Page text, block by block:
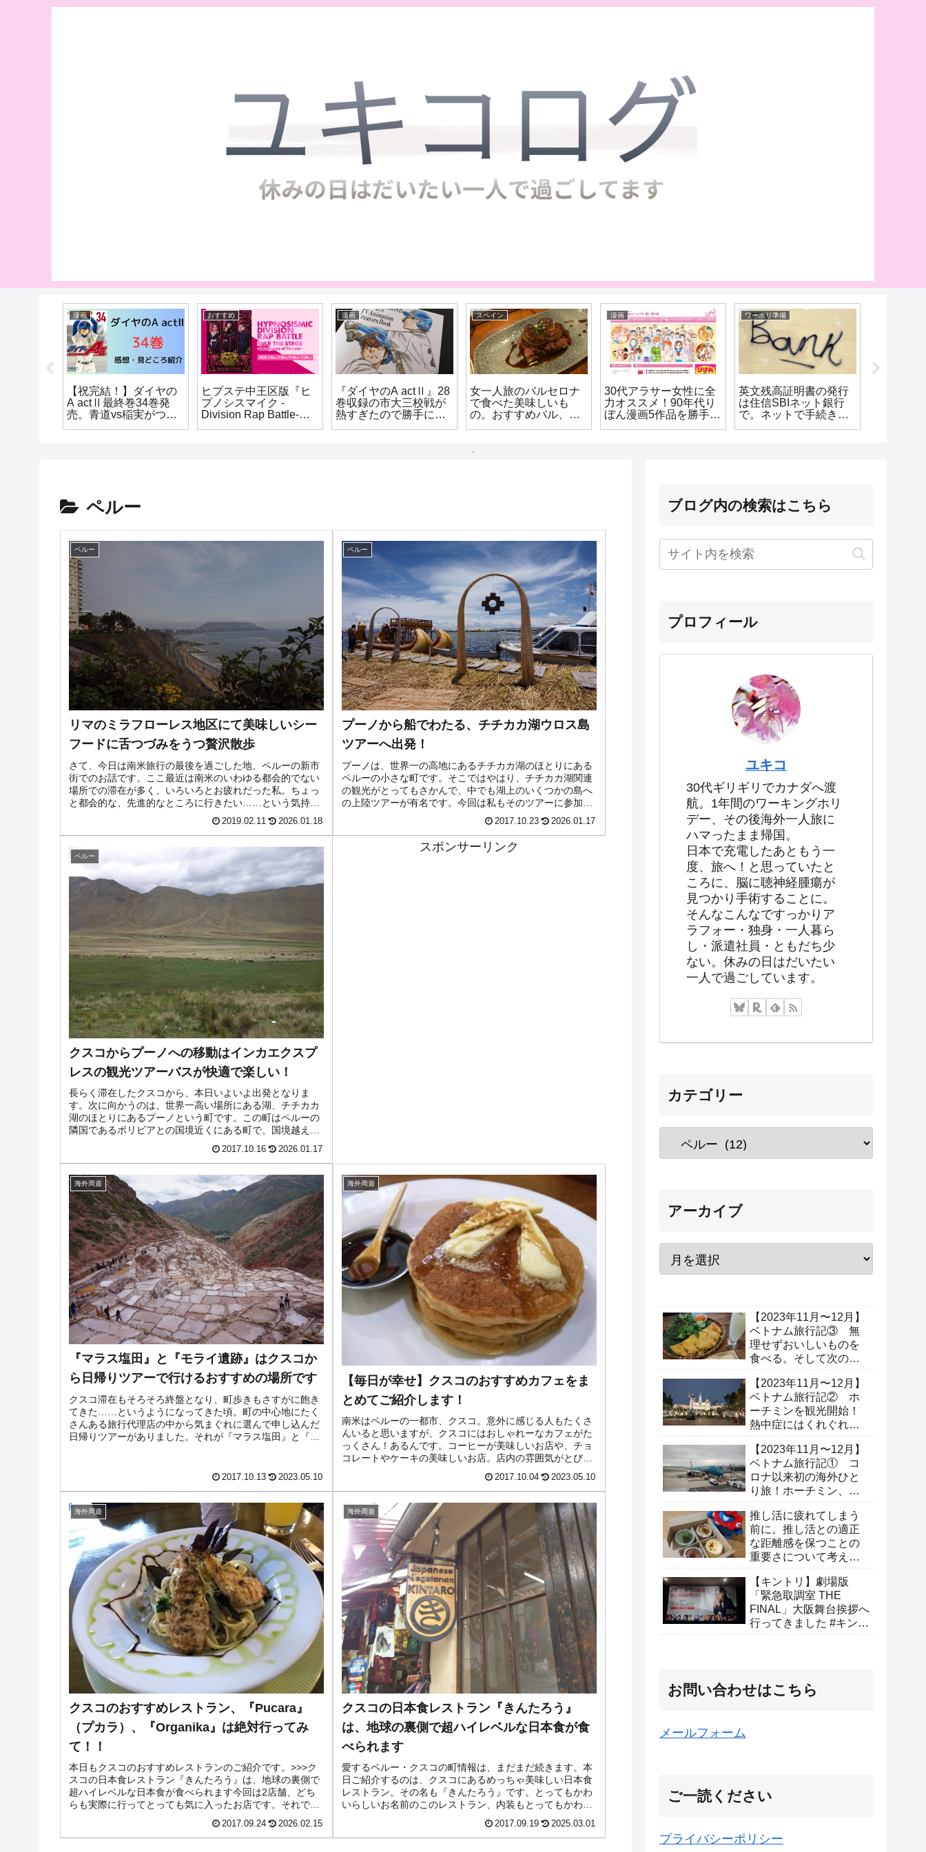
漫画
【祝完結！】ダイヤの
A actⅡ最終巻34巻発
売。青道vs稲実がつい
おすすめ
ヒプステ中王区版『ヒ
プノシスマイク -
Division Rap Battle-』
漫画
『ダイヤのA actⅡ』28
巻収録の市大三校戦が
熱すぎたので勝手に語
スペイン
女一人旅のバルセロナ
で食べた美味しいも
の。おすすめバル、カ
漫画
30代アラサー女性に全
力オススメ！90年代り
ぼん漫画5作品を勝手に
ワーホリ準備
英文残高証明書の発行
は住信SBIネット銀行
で。ネットで手続き、
ペルー
ペルー
リマのミラフローレス地区にて美味しいシー
フードに舌つづみをうつ贅沢散歩
さて、今日は南米旅行の最後を過ごした地、ペルーの新市
街でのお話です。ここ最近は南米のいわゆる都会的でない
場所での滞在が多く、いろいろとお疲れだった私。ちょっ
と都会的な、先進的なところに行きたい……という気持ち
で滞在したのは、ペルーの新市街、...
2019.02.11 2026.01.18
ペルー
プーノから船でわたる、チチカカ湖ウロス島
ツアーへ出発！
プーノは、世界一の高地にあるチチカカ湖のほとりにある
ペルーの小さな町です。そこではやはり、チチカカ湖関連
の観光がとってもさかんで、中でも湖上のいくつかの島へ
の上陸ツアーが有名です。今回は私もそのツアーに参加
し、チチカカ湖上のウロス島へ行って...
2017.10.23 2026.01.17
ペルー
クスコからプーノへの移動はインカエクスプ
レスの観光ツアーバスが快適で楽しい！
長らく滞在したクスコから、本日いよいよ出発となりま
す。次に向かうのは、世界一高い場所にある湖、チチカカ
湖のほとりにあるプーノという町です。この町はペルーの
隣国であるボリビアとの国境近くにある町で、国境越えの
2017.10.16 2026.01.17
スポンサーリンク
海外周遊
『マラス塩田』と『モライ遺跡』はクスコか
ら日帰りツアーで行けるおすすめの場所です
クスコ滞在もそろそろ終盤となり、町歩きもさすがに飽き
てきた……というようになってきた頃。町の中心地にたく
さんある旅行代理店の中から気まぐれに選んで申し込んだ
日帰りツアーがありました。それが『マラス塩田』と『モ
2017.10.13 2023.05.10
海外周遊
【毎日が幸せ】クスコのおすすめカフェをま
とめてご紹介します！
南米はペルーの一都市、クスコ。意外に感じる人もたくさ
んいると思いますが、クスコにはおしゃれーなカフェがた
っくさん！あるんです。コーヒーが美味しいお店や、チョ
コレートやケーキの美味しいお店。店内の雰囲気がとびき
2017.10.04 2023.05.10
海外周遊
クスコのおすすめレストラン、『Pucara』
（プカラ）、『Organika』は絶対行ってみ
て！！
本日もクスコのおすすめレストランのご紹介です。>>>ク
スコの日本食レストラン『きんたろう』は、地球の裏側で
超ハイレベルな日本食が食べられます今回は2店舗、どち
らも実際に行ってとっても気に入ったお店です。それでは
2017.09.24 2026.02.15
海外周遊
クスコの日本食レストラン『きんたろう』
は、地球の裏側で超ハイレベルな日本食が食
べられます
愛するペルー・クスコの町情報は、まだまだ続きます。本
日ご紹介するのは、クスコにあるめっちゃ美味しい日本食
レストラン。その名も『きんたろう』です。とってもかわ
いらしいお名前のこのレストラン、内装もとってもかわい
らしいお店でした。味も、もちろん...
2017.09.19 2025.03.01
ブログ内の検索はこちら
プロフィール
ユキコ
30代ギリギリでカナダへ渡
航。1年間のワーキングホリ
デー、その後海外一人旅に
ハマったまま帰国。
日本で充電したあともう一
度、旅へ！と思っていたと
ころに、脳に聴神経腫瘍が
見つかり手術することに。
そんなこんなですっかりア
ラフォー・独身・一人暮ら
し・派遣社員・ともだち少
ない。休みの日はだいたい
一人で過ごしています。
カテゴリー
アーカイブ
【2023年11月〜12月】
ベトナム旅行記③ 無
理せずおいしいものを
食べる。そして次の場
日目）
【2023年11月〜12月】
ベトナム旅行記② ホ
ーチミンを観光開始！
熱中症にはくれぐれも
【2023年11月〜12月】
ベトナム旅行記① コ
ロナ以来初の海外ひと
り旅！ホーチミン、ホ
日目）
推し活に疲れてしまう
前に。推し活との適正
な距離感を保つことの
重要さについて考えて
【キントリ】劇場版
「緊急取調室 THE
FINAL」大阪舞台挨拶へ
行ってきました #キント
お問い合わせはこちら
メールフォーム
ご一読ください
プライバシーポリシー